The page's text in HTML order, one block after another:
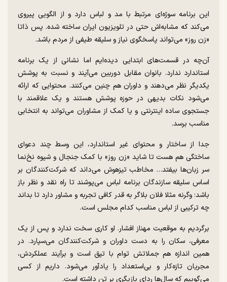
این برنامه سوژه‌ای مرتبط با مد و لباس دارد و از الگویی پیروی
می‌کند که مشابه‌اش حتی در تلویزیون ایران ساخته شده. پس ذاتا
«زن روز» می‌تواند پاسخگوی نیاز و سلیقه طیفی از مردم باشد.
آن‌چه در قسمت‌های ابتدایی دیده‌ایم اما نشانی از یک برنامه
استاندارد ندارد. بانوان مقابل دوربین می‌آیند و نسبت به پوشش
یکدیگر نظر می‌دهند و داوران هم چنین می‌کنند. محتوایی که ارائه
می‌شود نکات بدیهی در حوزه پوشش هستند و یک علاقمند با
جستجوی ساده اینترنتی و یا کمک از مشاوران می‌تواند به انتخابی
مناسب برسد.
جدا از ساختار و محتوای غیر استاندارد، این وسط چند دعوای
ساختگی هم هست تا شاید «زن روز» با کمک جنجال و شیوه نخ‌نما
سر زبان‌ها بیفتد… مخاطب تیزهوش می‌داند که شرکت‌کنندگان بر
اساس سلیقه سازندگان برنامه لباس می‌پوشند تا راه نقد و نظر باز
باشد؛ وگرنه مثلا فلان بلاگر به قدر کافی تجربه و مشاور دارد تا بداند
چه ترکیبی از لباس مناسب کدام مجلس است.
برگردیم به موقعیت مهناز افشار. او کاری سخت ندارد و پس از یک
معرفی، سکان را به دست داوران و شرکت‌کنندگان می‌سپارد. در
همین اندازه هم جملاتش توام با تپق است و برآیند عملکردش،
مجریان تازه‌کار و بی‌استعداد را یادآور می‌شود. داریم از کسی
می‌گوییم که سال‌ها ردای بازیگری بر تن داشته است.